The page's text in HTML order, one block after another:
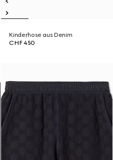
Kinderhose aus Denim
CHF 450